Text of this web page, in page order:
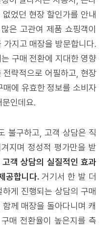
었던 현장 할인가를 안내
은 고관여 제품 쇼핑객이
지고 매장을 방문합니다.
구매 전환에 지대한 영향
략적으로 어필하고, 현장
에 유효한 정보를 소비자
인데요.
불구하고, 고객 상담은 직
지며 정성적 평가만을 받
고객 상담의 실질적인 효과
공합니다.거기서 한 발 더
게 진행되는 상담의 구매
께 매장을 돌아다니며 캐
매 전환율이 높은지를 측